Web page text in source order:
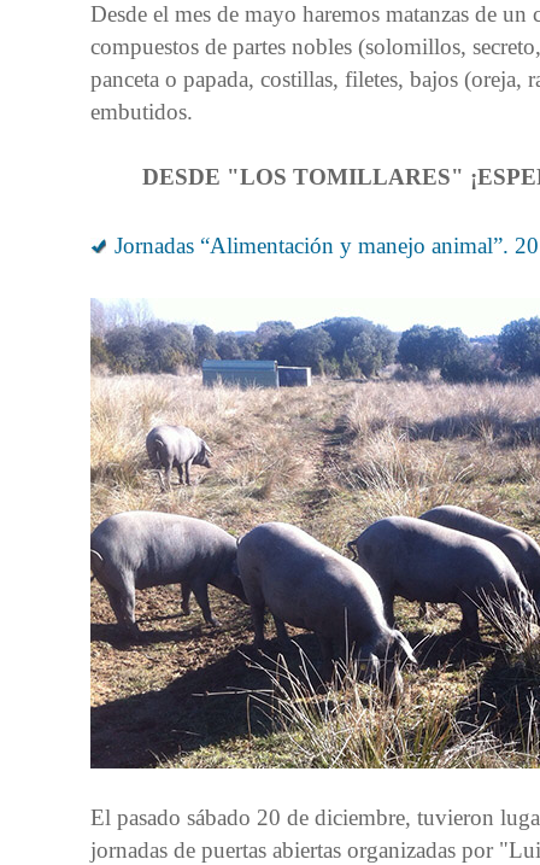
Desde el mes de mayo haremos matanzas de un
compuestos de partes nobles (solomillos,
panceta o papada, costillas, filetes, bajos (oreja,
embutidos.
DESDE "LOS TOMILLARES"
Jornadas “Alimentación y manejo animal”.
El pasado sábado 20 de diciembre, tuvieron
jornadas de puertas abiertas organizadas por